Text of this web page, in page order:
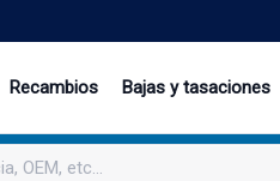
Recambios Bajas y tasaciones